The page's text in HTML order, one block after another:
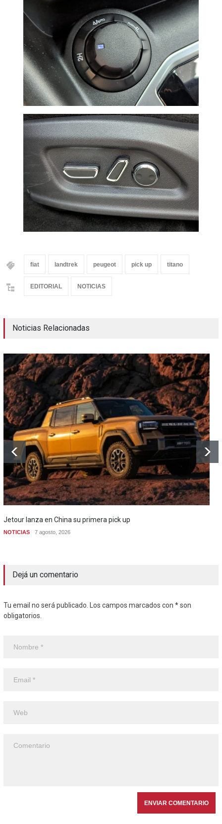
fiat landtrek peugeot pick up titano
EDITORIAL NOTICIAS
Noticias Relacionadas
Jetour lanza en China su primera pick up
NOTICIAS 7 agosto, 2026
Dejá un comentario
Tu email no será publicado. Los campos marcados con * son
obligatorios.